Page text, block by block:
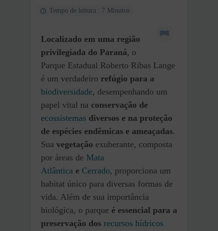
Tempo de leitura : 7 Minutos
Localizado em uma região
privilegiada do Paraná, o
Parque Estadual Roberto Ribas Lange
é um verdadeiro refúgio para a
biodiversidade, desempenhando um
papel vital na conservação de
ecossistemas diversos e na proteção
de espécies endêmicas e ameaçadas.
Sua vegetação exuberante, composta
por áreas de Mata
Atlântica e Cerrado, proporciona um
habitat único para diversas formas de
vida. Além de sua importância
biológica, o parque é essencial para a
preservação dos recursos hídricos